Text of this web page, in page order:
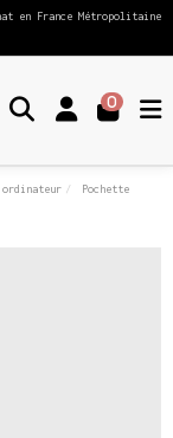
en France Métropolitaine
0
ordinateur
Pochette